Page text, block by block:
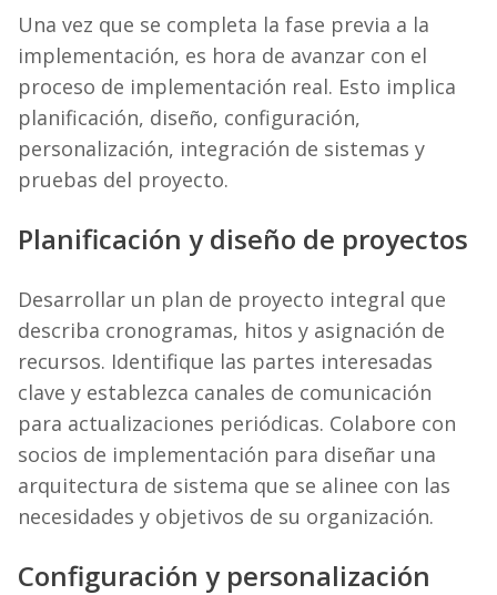
Una vez que se completa la fase previa a la
implementación, es hora de avanzar con el
proceso de implementación real. Esto implica
planificación, diseño, configuración,
personalización, integración de sistemas y
pruebas del proyecto.
Planificación y diseño de proyectos
Desarrollar un plan de proyecto integral que
describa cronogramas, hitos y asignación de
recursos. Identifique las partes interesadas
clave y establezca canales de comunicación
para actualizaciones periódicas. Colabore con
socios de implementación para diseñar una
arquitectura de sistema que se alinee con las
necesidades y objetivos de su organización.
Configuración y personalización